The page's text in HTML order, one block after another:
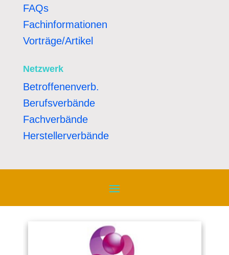
FAQs
Fachinformationen
Vorträge/Artikel
Netzwerk
Betroffenenverb.
Berufsverbände
Fachverbände
Herstellerverbände